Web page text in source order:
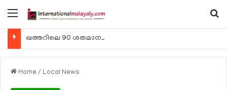
Menu
Home / Local News